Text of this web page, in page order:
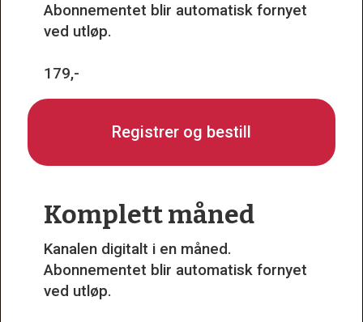
Abonnementet blir automatisk fornyet
ved utløp.
179,-
Registrer og bestill
Komplett måned
Kanalen digitalt i en måned.
Abonnementet blir automatisk fornyet
ved utløp.